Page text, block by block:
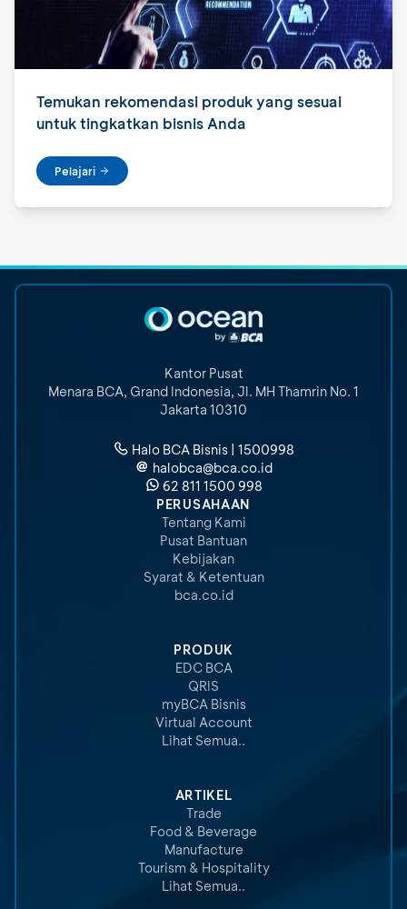
Temukan rekomendasi produk yang sesuai
untuk tingkatkan bisnis Anda
Pelajari
Kantor Pusat
Menara BCA, Grand Indonesia, Jl. MH Thamrin No. 1
Jakarta 10310
Halo BCA Bisnis | 1500998
halobca@bca.co.id
62 811 1500 998
PERUSAHAAN
Tentang Kami
Pusat Bantuan
Kebijakan
Syarat & Ketentuan
bca.co.id
PRODUK
EDC BCA
QRIS
myBCA Bisnis
Virtual Account
Lihat Semua..
ARTIKEL
Trade
Food & Beverage
Manufacture
Tourism & Hospitality
Lihat Semua..